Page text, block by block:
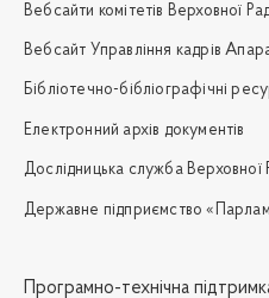
Вебсайти комітетів Верховної
Вебсайт Управління кадрів
Бібліотечно-бібліографічні
Електронний архів документів
Дослідницька служба Верховної
Державне підприємство
Програмно-технічна